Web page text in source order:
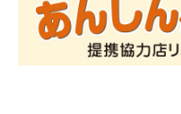
ス®上鶴間 エンディ
2023/11/29 永田屋
ントホテル東京町田